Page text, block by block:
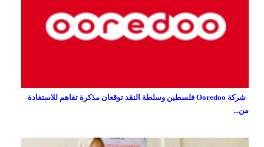
شركة Ooredoo فلسطين وسلطة النقد توقعان مذكرة تفاهم للاستفادة
من...